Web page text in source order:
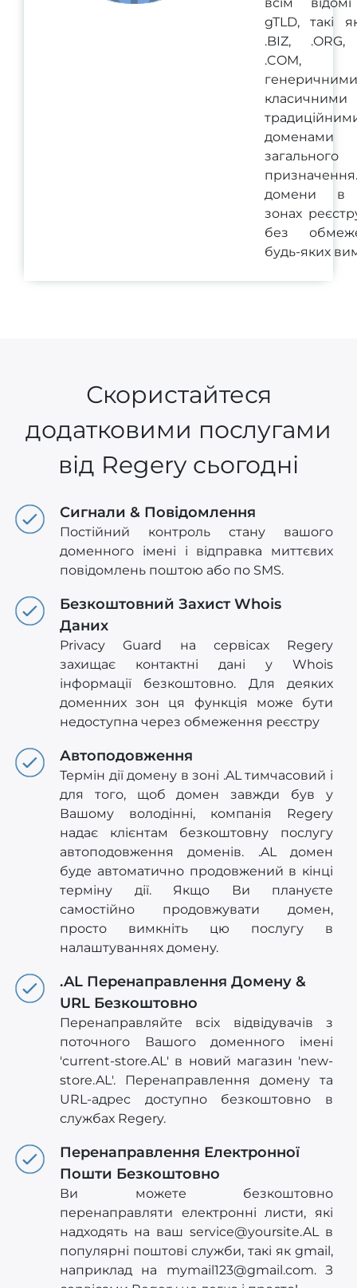
всім
gTLD, такі
.BIZ, .ORG,
.COM,
доменами
загального
домени в
зонах
без
будь-яких
Скористайтеся
додатковими послугами
від Regery сьогодні
Сигнали & Повідомлення
Постійний контроль стану вашого
доменного імені і відправка миттєвих
повідомлень поштою або по SMS.
Безкоштовний Захист Whois
Даних
Privacy Guard на сервісах Regery
захищає контактні дані у Whois
інформації безкоштовно. Для деяких
доменних зон ця функція може бути
недоступна через обмеження реєстру
Автоподовження
Термін дії домену в зоні .AL тимчасовий і
для того, щоб домен завжди був у
Вашому володінні, компанія Regery
надає клієнтам безкоштовну послугу
автоподовження доменів. .AL домен
буде автоматично продовжений в кінці
терміну дії. Якщо Ви плануєте
самостійно продовжувати домен,
просто вимкніть цю послугу в
налаштуваннях домену.
.AL Перенаправлення Домену &
URL Безкоштовно
Перенаправляйте всіх відвідувачів з
поточного Вашого доменного імені
'current-store.AL' в новий магазин 'new-
store.AL'. Перенаправлення домену та
URL-адрес доступно безкоштовно в
службах Regery.
Перенаправлення Електронної
Пошти Безкоштовно
Ви можете безкоштовно
перенаправляти електронні листи, які
надходять на ваш service@yoursite.ALв
популярні поштові служби, такі як gmail,
наприклад на mymail123@gmail.com. З